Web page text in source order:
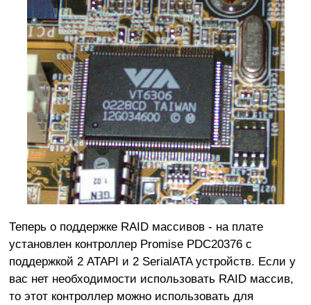
Теперь о поддержке RAID массивов - на плате
установлен контроллер Promise PDC20376 с
поддержкой 2 ATAPI и 2 SerialATA устройств. Если у
вас нет необходимости использовать RAID массив,
то этот контроллер можно использовать для